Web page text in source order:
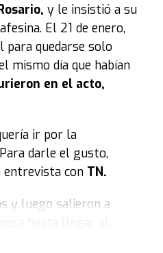
sido “el mejor
envenenado a su hijo
, y le insistió a su
El 21 de enero,
para quedarse solo
mismo día que habían
en el acto,
ir por la
darle el gusto,
entrevista con TN.
y luego salieron a